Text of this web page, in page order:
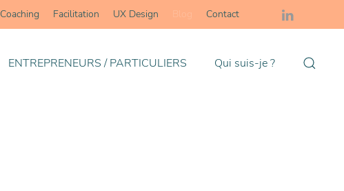
Coaching Facilitation UX Design Blog Contact
ENTREPRENEURS / PARTICULIERS Qui suis-je ?